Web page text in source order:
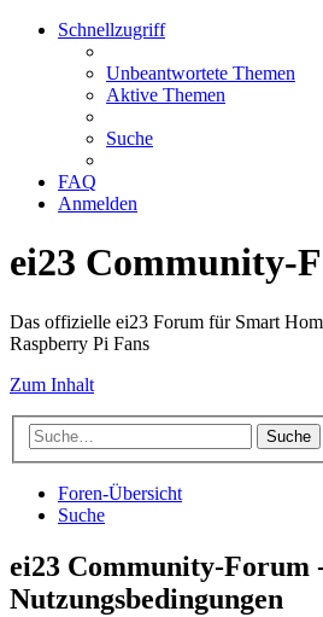
Schnellzugriff
Unbeantwortete Themen
Aktive Themen
Suche
FAQ
Anmelden
ei23 Community-
Das offizielle ei23 Forum für Smart
Raspberry Pi Fans
Zum Inhalt
Suche
Foren-Übersicht
Suche
ei23 Community-Forum
Nutzungsbedingungen